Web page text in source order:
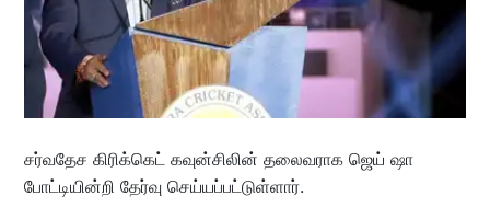
சர்வதேச கிரிக்கெட் கவுன்சிலின் தலைவராக ஜெய் ஷா
போட்டியின்றி தேர்வு செய்யப்பட்டுள்ளார்.